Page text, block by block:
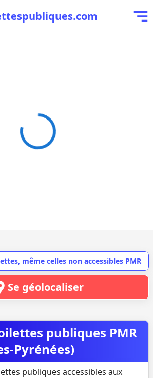
même celles non accessibles PMR
Se géolocaliser
publiques PMR
Pyrénées)
publiques accessibles aux